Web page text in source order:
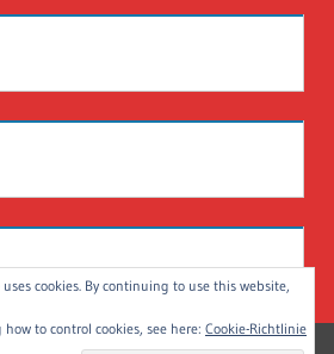
uses cookies. By continuing to use this website,
to control cookies, see here: Cookie-Richtlinie